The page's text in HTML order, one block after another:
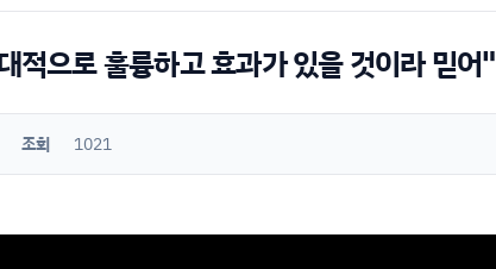
적으로 훌륭하고 효과가 있을 것이라 믿어"
조회 1021